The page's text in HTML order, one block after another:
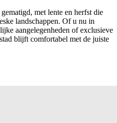
met lente en herfst die
landschappen. Of u nu in
aangelegenheden of exclusieve
blijft comfortabel met de juiste